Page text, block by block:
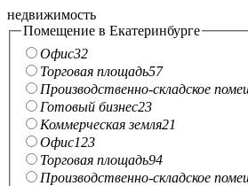
недвижимость
Помещение в Екатеринбурге
Офис32
Торговая площадь57
Производственно-складское
Готовый бизнес23
Коммерческая земля21
Офис123
Торговая площадь94
Производственно-складское